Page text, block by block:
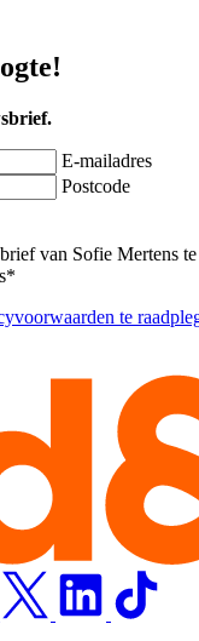
E-mailadres
Postcode
van Sofie Mertens
te